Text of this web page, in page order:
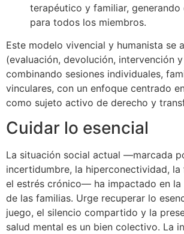
terapéutico y familiar, generando
para todos los miembros.
Este modelo vivencial y humanista se
(evaluación, devolución, intervención
combinando sesiones individuales,
vinculares, con un enfoque centrado
como sujeto activo de derecho y
Cuidar lo esencial
La situación social actual —marcada
incertidumbre, la hiperconectividad,
el estrés crónico— ha impactado en la
de las familias. Urge recuperar lo
juego, el silencio compartido y la
salud mental es un bien colectivo. La